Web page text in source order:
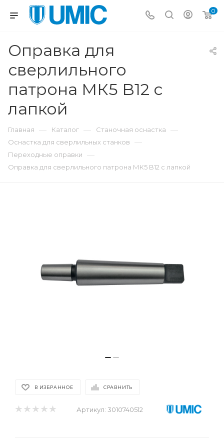
0
Оправка для
сверлильного
патрона МК5 B12 с
лапкой
Главная — Каталог — Станочная оснастка —
Оснастка для сверлильных станков —
Переходные оправки —
Оправка для сверлильного патрона МК5 B12 с лапкой
В ИЗБРАННОЕ СРАВНИТЬ
Артикул: 3010740512